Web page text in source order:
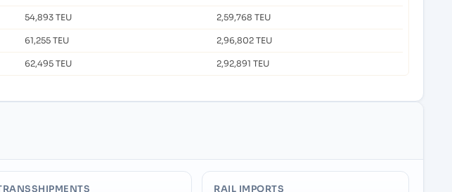
54,893 TEU 2,59,768 TEU
61,255 TEU 2,96,802 TEU
62,495 TEU 2,92,891 TEU
RAIL IMPORTS